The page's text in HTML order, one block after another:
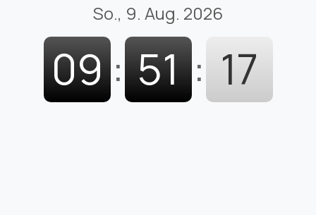
So., 9. Aug. 2026
09 : 51 : 19